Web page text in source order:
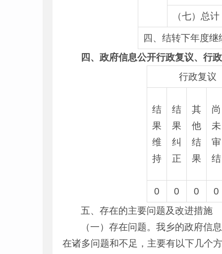
（七）总计
四、结转下年度继
四、政府信息公开行政复议、行
行政复议
结
果
维
持
结
果
纠
正
其
他
结
果
尚
未
审
结
0 0 0
0
五、存在的主要问题及改进措施
（一）存在问题。我乡的政府信
在诸多问题和不足，主要有以下几个